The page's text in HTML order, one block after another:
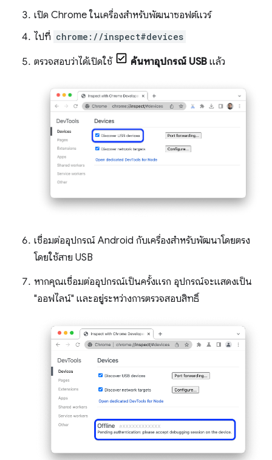
เปิด Chrome ในเครื่องสำหรับพัฒนาซอฟต์แวร์
ไปที่ chrome://inspect#devices
ตรวจสอบว่าได้เปิดใช้ ค้นหาอุปกรณ์ USB แล้ว
เชื่อมต่ออุปกรณ์ Android กับเครื่องสำหรับพัฒนาโดยตรง
โดยใช้สาย USB
หากคุณเชื่อมต่ออุปกรณ์เป็นครั้งแรก อุปกรณ์จะแสดงเป็น
"ออฟไลน์" และอยู่ระหว่างการตรวจสอบสิทธิ์